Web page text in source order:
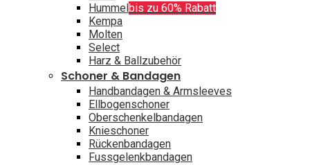
Hummelbis zu 60% Rabatt
Kempa
Molten
Select
Harz & Ballzubehör
Schoner & Bandagen
Handbandagen & Armsleeves
Ellbogenschoner
Oberschenkelbandagen
Knieschoner
Rückenbandagen
Fussgelenkbandagen